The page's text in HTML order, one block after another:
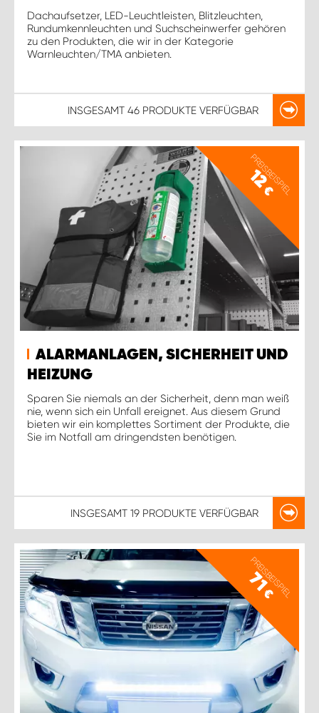
Dachaufsetzer, LED-Leuchtleisten, Blitzleuchten,
Rundumkennleuchten und Suchscheinwerfer gehören
zu den Produkten, die wir in der Kategorie
Warnleuchten/TMA anbieten.
INSGESAMT 46 PRODUKTE VERFÜGBAR
PREISBEISPIEL
12
€
ALARMANLAGEN, SICHERHEIT UND
HEIZUNG
Sparen Sie niemals an der Sicherheit, denn man weiß
nie, wenn sich ein Unfall ereignet. Aus diesem Grund
bieten wir ein komplettes Sortiment der Produkte, die
Sie im Notfall am dringendsten benötigen.
INSGESAMT 19 PRODUKTE VERFÜGBAR
PREISBEISPIEL
71
€